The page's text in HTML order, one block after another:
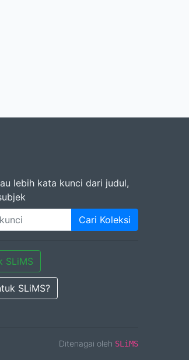
lebih kata kunci dari judul,
Cari Koleksi
SLiMS
SLiMS?
Ditenagai oleh SLiMS